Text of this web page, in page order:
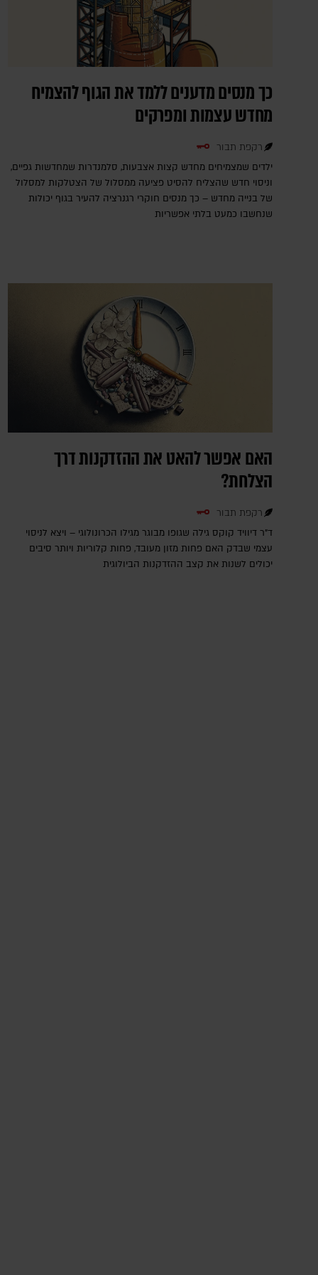
כך מנסים מדענים ללמד את הגוף להצמיח
מחדש עצמות ומפרקים
רקפת תבור
ילדים שמצמיחים מחדש קצות אצבעות, סלמנדרות שמחדשות גפיים,
וניסוי חדש שהצליח להסיט פציעה ממסלול של הצטלקות למסלול
של בנייה מחדש – כך מנסים חוקרי רגנרציה להעיר בגוף יכולות
שנחשבו כמעט בלתי אפשריות
האם אפשר להאט את ההזדקנות דרך
הצלחת?
רקפת תבור
ד"ר דיוויד קוקס גילה שגופו מבוגר מגילו הכרונולוגי – ויצא לניסוי
עצמי שבדק האם פחות מזון מעובד, פחות קלוריות ויותר סיבים
יכולים לשנות את קצב ההזדקנות הביולוגית